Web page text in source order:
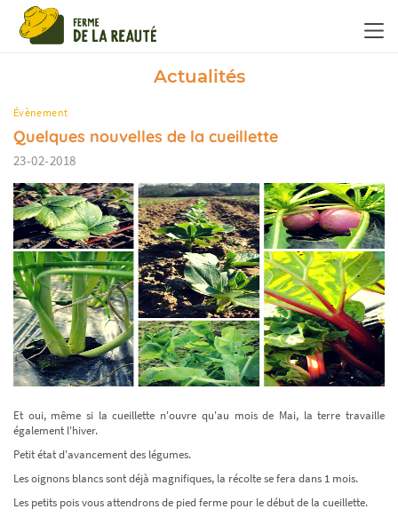
Actualités
Évènement
Quelques nouvelles de la cueillette
23-02-2018
Et oui, même si la cueillette n'ouvre qu'au mois de Mai, la terre travaille
également l'hiver.
Petit état d'avancement des légumes.
Les oignons blancs sont déjà magnifiques, la récolte se fera dans 1 mois.
Les petits pois vous attendrons de pied ferme pour le début de la cueillette.
Panneau de gestion des cookies